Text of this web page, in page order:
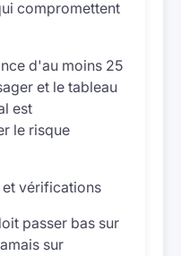
compromettent
d'au moins 25
et le tableau
est
le risque
et vérifications
passer bas sur
sur